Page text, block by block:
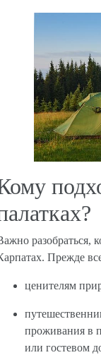
разобраться,
Прежде
ценителям
проживания в
или гостевом